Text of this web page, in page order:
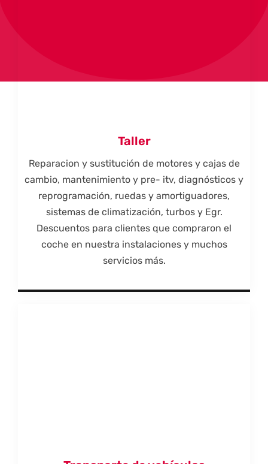
Taller
Reparacion y sustitución de motores y cajas de
cambio, mantenimiento y pre- itv, diagnósticos y
reprogramación, ruedas y amortiguadores,
sistemas de climatización, turbos y Egr.
Descuentos para clientes que compraron el
coche en nuestra instalaciones y muchos
servicios más.